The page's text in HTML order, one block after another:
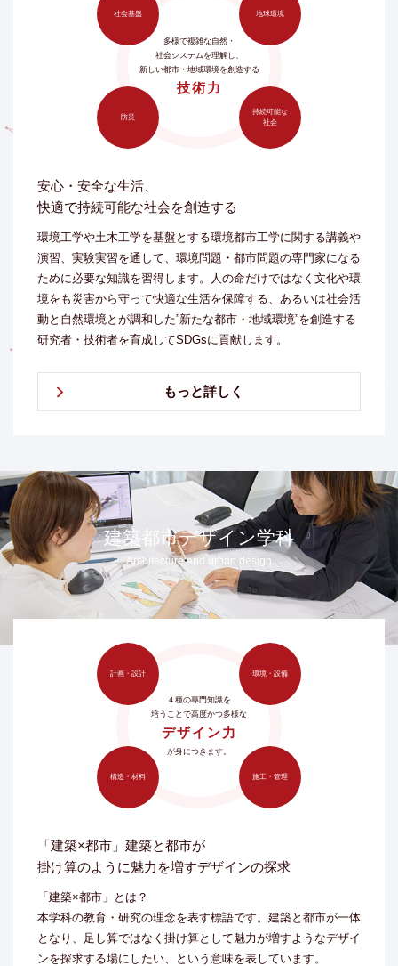
安心・安全な生活、
快適で持続可能な社会を創造する
環境工学や土木工学を基盤とする環境都市工学に関する講義や
演習、実験実習を通して、環境問題・都市問題の専門家になる
ために必要な知識を習得します。人の命だけではなく文化や環
境をも災害から守って快適な生活を保障する、あるいは社会活
動と自然環境とが調和した”新たな都市・地域環境”を創造する
研究者・技術者を育成してSDGsに貢献します。
もっと詳しく
多様で複雑な自然・
社会システムを理解し、
新しい都市・地域環境を創造する
技術力
社会基盤 地球環境
防災
持続可能な
社会
建築都市デザイン学科
Architecture and urban design
「建築×都市」建築と都市が
掛け算のように魅力を増すデザインの探求
「建築×都市」とは？
本学科の教育・研究の理念を表す標語です。建築と都市が一体
となり、足し算ではなく掛け算として魅力が増すようなデザイ
ンを探求する場にしたい、という意味を表しています。
４種の專門知識を
培うことで高度かつ多様な
デザイン力
が身につきます。
計画・設計 環境・設備
構造・材料 施工・管理